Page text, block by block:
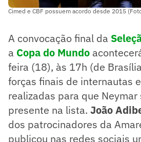
Cimed e CBF possuem acordo desde 2015
A convocação final da
a Copa do Mundo
feira (18), às 17h (de
forças finais de internautas
realizadas para que Neymar
presente na lista. João
dos patrocinadores da
publicou nas redes sociais